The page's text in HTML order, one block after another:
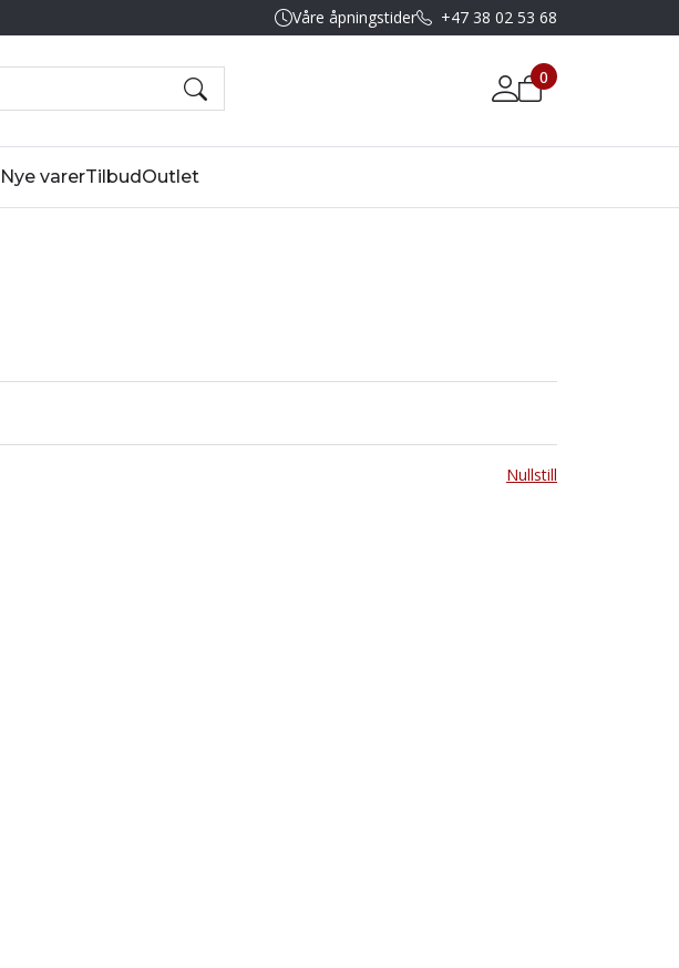
Våre åpningstider +47 38 02 53 68
0
Nye varerTilbudOutlet
Nullstill